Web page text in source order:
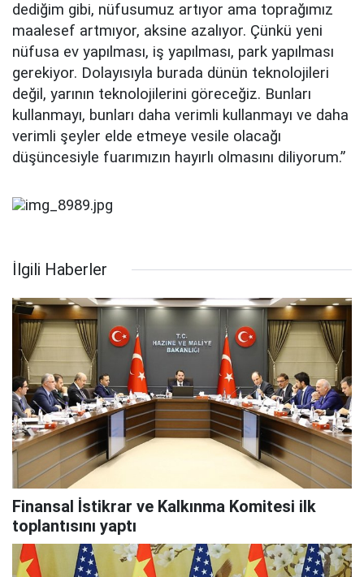
dediğim gibi, nüfusumuz artıyor ama toprağımız
maalesef artmıyor, aksine azalıyor. Çünkü yeni
nüfusa ev yapılması, iş yapılması, park yapılması
gerekiyor. Dolayısıyla burada dünün teknolojileri
değil, yarının teknolojilerini göreceğiz. Bunları
kullanmayı, bunları daha verimli kullanmayı ve daha
verimli şeyler elde etmeye vesile olacağı
düşüncesiyle fuarımızın hayırlı olmasını diliyorum.”
İlgili Haberler
Finansal İstikrar ve Kalkınma Komitesi ilk
toplantısını yaptı